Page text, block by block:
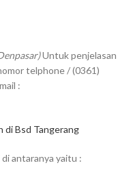
Untuk penjelasan
telphone / (0361)
:
di Bsd Tangerang
antaranya yaitu :